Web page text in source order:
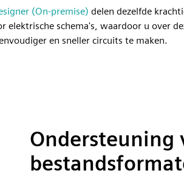
(On-premise) delen dezelfde
elektrische schema's, waardoor u over
en sneller circuits te maken.
Ondersteuning